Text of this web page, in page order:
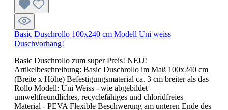
Basic Duschrollo 100x240 cm Modell Uni weiss
Duschvorhang!
Basic Duschrollo zum super Preis! NEU!
Artikelbeschreibung: Basic Duschrollo im Maß 100x240 cm
(Breite x Höhe) Befestigungsmaterial ca. 3 cm breiter als das
Rollo Modell: Uni Weiss - wie abgebildet
umweltfreundliches, recyclefähiges und chloridfreies
Material - PEVA Flexible Beschwerung am unteren Ende des